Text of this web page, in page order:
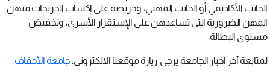
الجانب الأكاديمي أو الجانب المهني، وحريصة على إكساب الخريجات منهن
المهن الضرورية التي تساعدهن على الإستقرار الأسري، وتخفيض
مستوى البطالة.
لمتابعة آخر اخبار الجامعة يرجى زيارة موقعنا الالكتروني: جامعة الأحقاف